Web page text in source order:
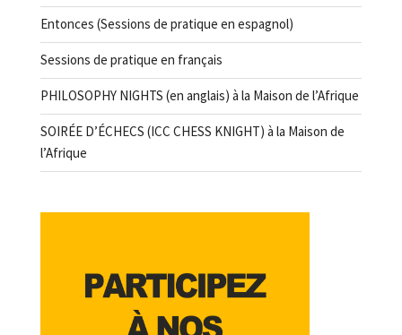
Entonces (Sessions de pratique en espagnol)
Sessions de pratique en français
PHILOSOPHY NIGHTS (en anglais) à la Maison de l’Afrique
SOIRÉE D’ÉCHECS (ICC CHESS KNIGHT) à la Maison de
l’Afrique